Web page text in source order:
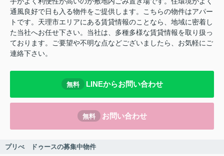
通風良好で日も入る物件をご提供します。こちらの物件はアパー
トです。天理市エリアにある賃貸情報のことなら、地域に密着し
た当社へお任せ下さい。当社は、多種多様な賃貸情報を取り扱っ
ております。ご要望や不明な点などございましたら、お気軽にご
連絡下さい。
無料 LINEからお問い合わせ
無料 お問い合わせ
プリべ ドゥースの募集中物件